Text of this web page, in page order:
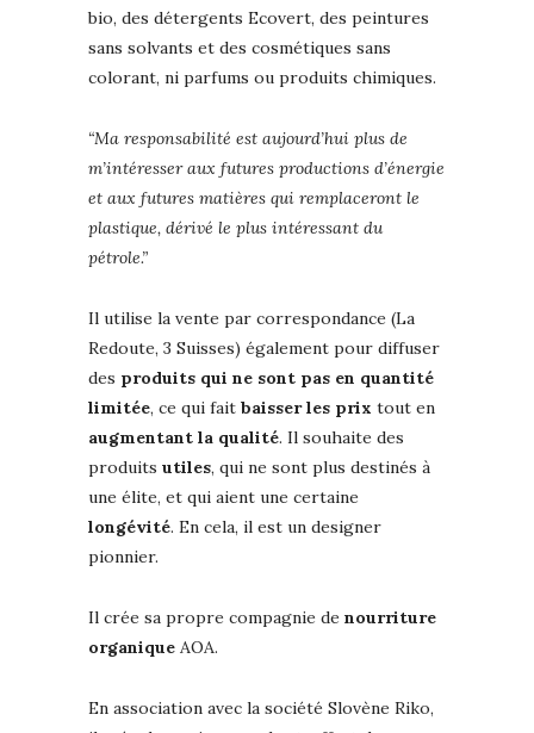
bio, des détergents Ecovert, des peintures
sans solvants et des cosmétiques sans
colorant, ni parfums ou produits chimiques.
“Ma responsabilité est aujourd’hui plus de
m’intéresser aux futures productions d’énergie
et aux futures matières qui remplaceront le
plastique, dérivé le plus intéressant du
pétrole.”
Il utilise la vente par correspondance (La
Redoute, 3 Suisses) également pour diffuser
des produits qui ne sont pas en quantité
limitée, ce qui fait baisser les prix tout en
augmentant la qualité. Il souhaite des
produits utiles, qui ne sont plus destinés à
une élite, et qui aient une certaine
longévité. En cela, il est un designer
pionnier.
Il crée sa propre compagnie de nourriture
organique AOA.
En association avec la société Slovène Riko,